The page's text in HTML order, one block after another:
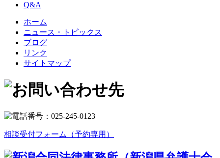
Q&A
ホーム
ニュース・トピックス
ブログ
リンク
サイトマップ
相談受付フォーム（予約専用）